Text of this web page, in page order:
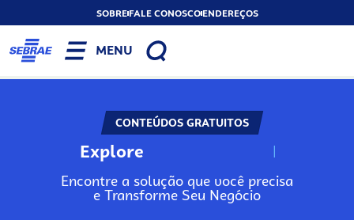
SOBREFALE CONOSCOENDEREÇOS
MENU
CONTEÚDOS GRATUITOS
Explore N
Encontre a solução que você precisa
e Transforme Seu Negócio